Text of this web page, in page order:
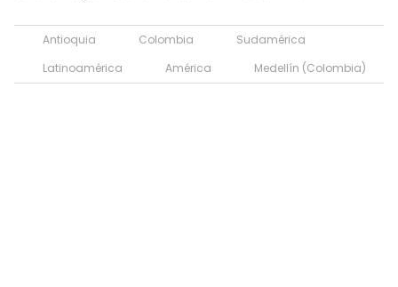
Antioquia Colombia
Sudamérica
Latinoamérica
América Medellín (Colombia)